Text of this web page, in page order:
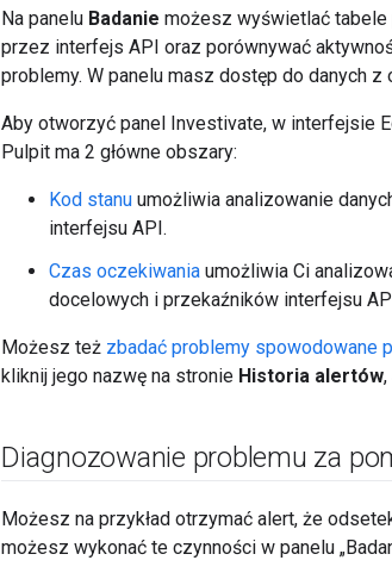
Na panelu Badanie możesz wyświetlać tabele
przez interfejs API oraz porównywać
problemy. W panelu masz dostęp do danych z
Aby otworzyć panel Investivate, w interfejsie
Pulpit ma 2 główne obszary:
Kod stanu umożliwia analizowanie
interfejsu API.
Czas oczekiwania umożliwia Ci
docelowych i przekaźników interfejsu
Możesz też zbadać problemy spowodowane
kliknij jego nazwę na stronie Historia alertów
Diagnozowanie problemu za
Możesz na przykład otrzymać alert, że
możesz wykonać te czynności w panelu